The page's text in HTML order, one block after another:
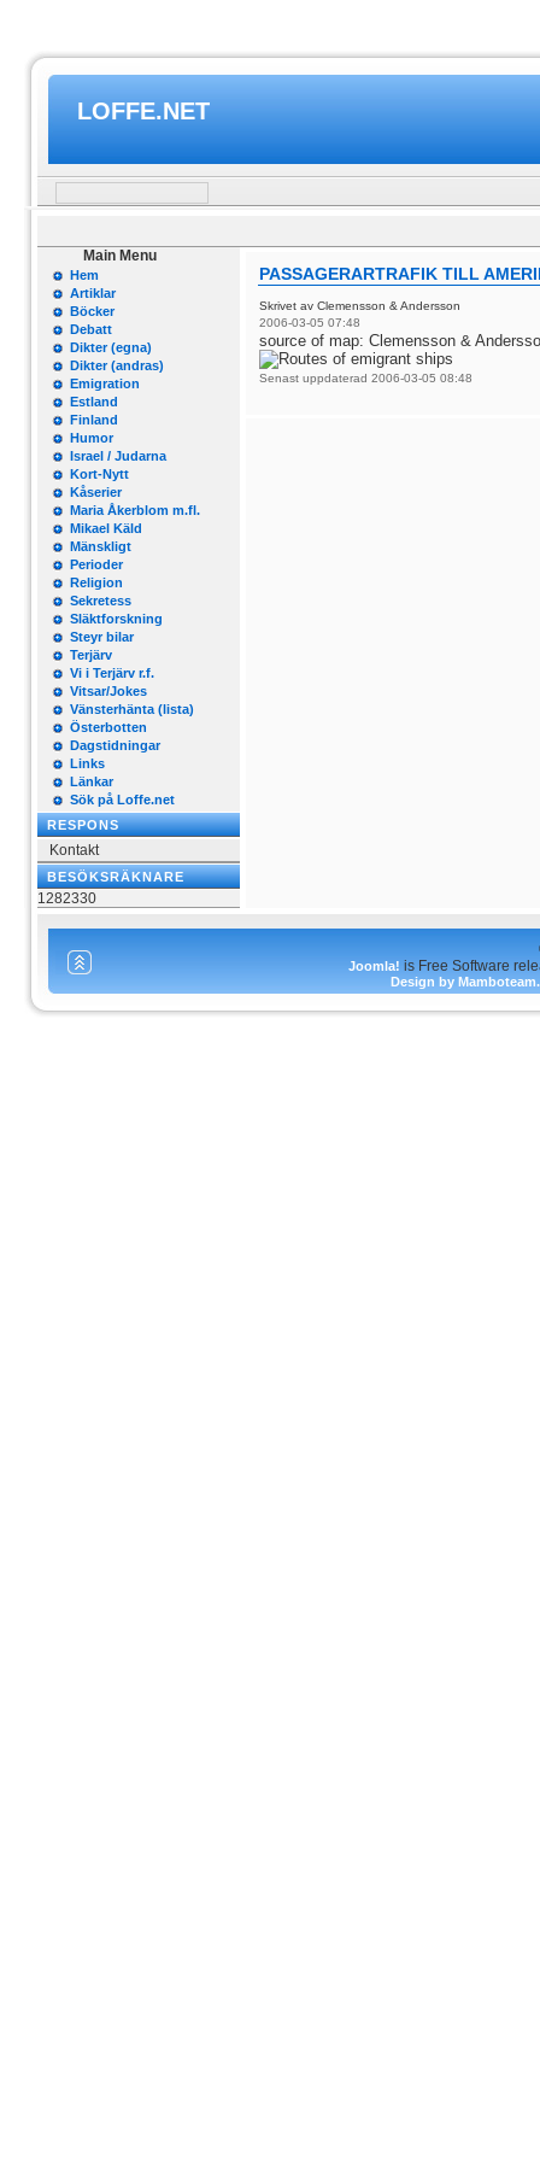
LOFFE.NET
Main Menu
Hem
Artiklar
Böcker
Debatt
Dikter (egna)
Dikter (andras)
Emigration
Estland
Finland
Humor
Israel / Judarna
Kort-Nytt
Kåserier
Maria Åkerblom m.fl.
Mikael Käld
Mänskligt
Perioder
Religion
Sekretess
Släktforskning
Steyr bilar
Terjärv
Vi i Terjärv r.f.
Vitsar/Jokes
Vänsterhänta (lista)
Österbotten
Dagstidningar
Links
Länkar
Sök på Loffe.net
RESPONS
Kontakt
BESÖKSRÄKNARE
1282330
PASSAGERARTRAFIK TILL
Skrivet av Clemensson & Andersson
2006-03-05 07:48
source of map: Clemensson &
Senast uppdaterad 2006-03-05 08:48
Joomla! is Free Software
Design by